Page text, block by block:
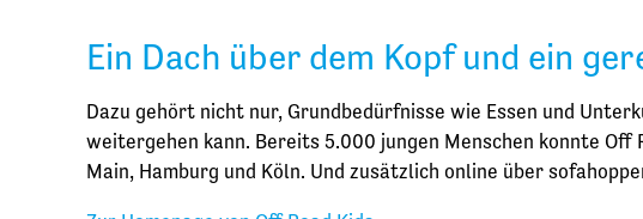
Ein Dach über dem Kopf und ein
Dazu gehört nicht nur, Grundbedürfnisse wie Essen und
weitergehen kann. Bereits 5.000 jungen Menschen konnte
Main, Hamburg und Köln. Und zusätzlich online über